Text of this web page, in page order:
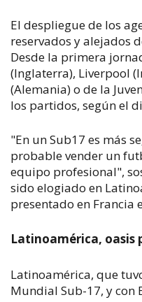
El despliegue de los
reservados y alejados
Desde la primera
(Inglaterra), Liverpool
(Alemania) o de la
los partidos, según el
"En un Sub17 es más
probable vender un
equipo profesional",
sido elogiado en
presentado en Francia
Latinoamérica, oasis
Latinoamérica, que
Mundial Sub-17, y con